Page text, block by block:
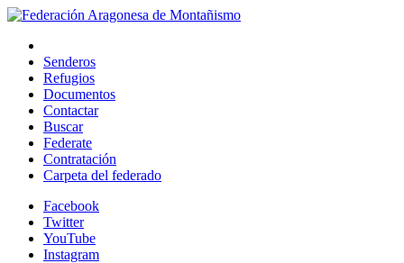
Senderos
Refugios
Documentos
Contactar
Buscar
Federate
Contratación
Carpeta del federado
Facebook
Twitter
YouTube
Instagram